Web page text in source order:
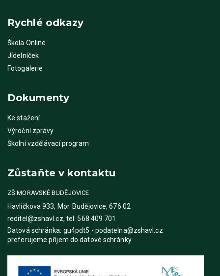
Rychlé odkazy
Škola Online
Jídelníček
Fotogalerie
Dokumenty
Ke stažení
Výroční zprávy
Školní vzdělávací program
Zůstaňte v kontaktu
ZŠ MORAVSKÉ BUDĚJOVICE
Havlíčkova 933, Mor. Budějovice, 676 02
reditel@zshavl.cz, tel. 568 409 701
Datová schránka: gu4pdt5 - podatelna@zshavl.cz
preferujeme příjem do datové schránky